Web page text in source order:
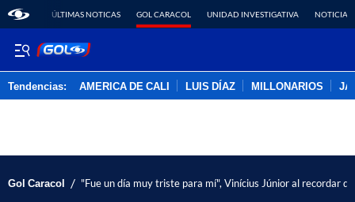
ÚLTIMAS NOTICAS GOL CARACOL UNIDAD INVESTIGATIVA NOTICIAS
Tendencias: AMERICA DE CALI LUIS DÍAZ MILLONARIOS
Gol Caracol / "Fue un día muy triste para mí", Vinícius Júnior al recordar